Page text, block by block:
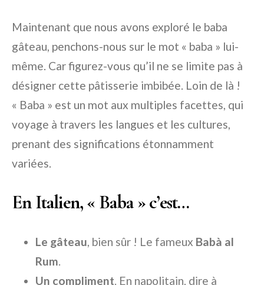
Maintenant que nous avons exploré le baba
gâteau, penchons-nous sur le mot « baba » lui-
même. Car figurez-vous qu’il ne se limite pas à
désigner cette pâtisserie imbibée. Loin de là !
« Baba » est un mot aux multiples facettes, qui
voyage à travers les langues et les cultures,
prenant des significations étonnamment
variées.
En Italien, « Baba » c’est…
Le gâteau, bien sûr ! Le fameux Babà al
Rum.
Un compliment. En napolitain, dire à